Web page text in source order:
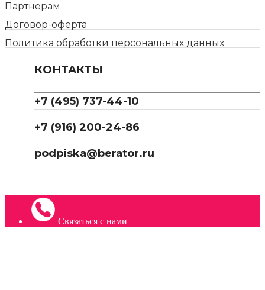
Партнерам
Договор-оферта
Политика обработки персональных данных
КОНТАКТЫ
+7 (495) 737-44-10
+7 (916) 200-24-86
podpiska@berator.ru
Связаться с нами